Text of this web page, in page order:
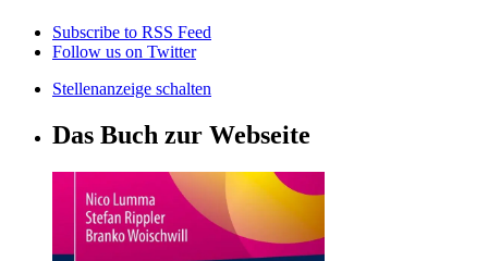
Subscribe to RSS Feed
Follow us on Twitter
Stellenanzeige schalten
Das Buch zur Webseite